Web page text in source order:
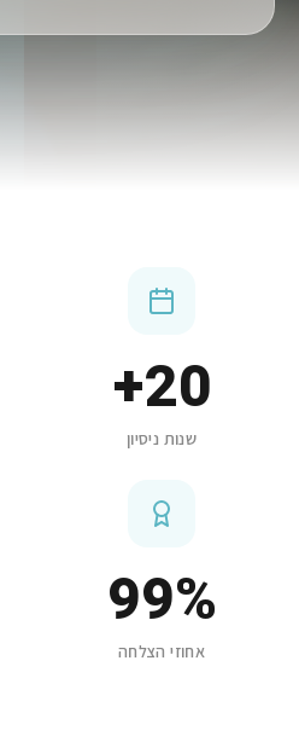
20
+
שנות ניסיון
99%
אחוזי הצלחה